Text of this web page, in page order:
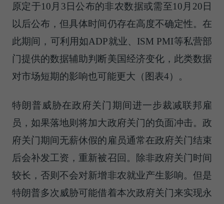
原定于10月3日公布的非农数据或需至10月20日
以后公布，但具体时间仍存在高度不确定性。在
此期间，可利用如ADP就业、ISM PMI等私营部
门提供的数据辅助判断美国经济变化，此类数据
对市场短期的影响也可能更大（图表4）。
特朗普威胁在政府关门期间进一步裁减联邦雇
员，如果落地则将加大政府关门的负面冲击。政
府关门期间无薪休假的雇员通常在政府关门结束
后会补发工资，重新被召回。除非政府关门时间
较长，否则不会对新增非农就业产生影响。但是
特朗普多次威胁可能借着本次政府关门来实现永